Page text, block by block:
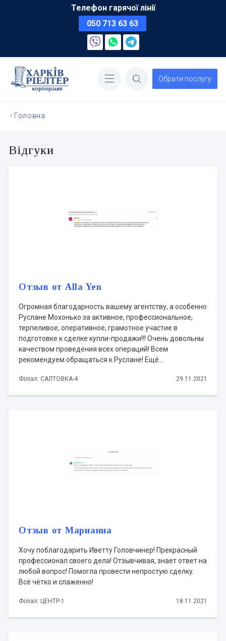
Телефон гарячої лінії
050 713 63 63
Обрати послугу
Головна
Відгуки
Отзыв от Alla Yen
Огромная благодарность вашему агентству, а особенно
Руслане Мохонько за активное, профессиональное,
терпеливое, оперативное, грамотное участие в
подготовке к сделке купли-продажи!!! Очень довольны
качеством проведения всех операций! Всем
рекомендуем обращаться к Руслане! Ещё...
Філіал: САЛТОВКА-4 29.11.2021
Отзыв от Марианна
Хочу поблагодарить Иветту Головчинер! Прекрасный
профессионал своего дела! Отзывчивая, знает ответ на
любой вопрос! Помогла провести непростую сделку.
Всё чётко и слаженно!
Філіал: ЦЕНТР-1 18.11.2021